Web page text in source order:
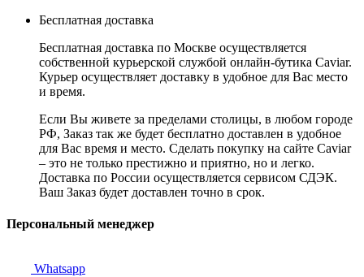
Бесплатная доставка
Бесплатная доставка по Москве осуществляется
собственной курьерской службой онлайн-бутика Caviar.
Курьер осуществляет доставку в удобное для Вас место
и время.
Если Вы живете за пределами столицы, в любом городе
РФ, Заказ так же будет бесплатно доставлен в удобное
для Вас время и место. Сделать покупку на сайте Caviar
– это не только престижно и приятно, но и легко.
Доставка по России осуществляется сервисом СДЭК.
Ваш Заказ будет доставлен точно в срок.
Персональный менеджер
Whatsapp